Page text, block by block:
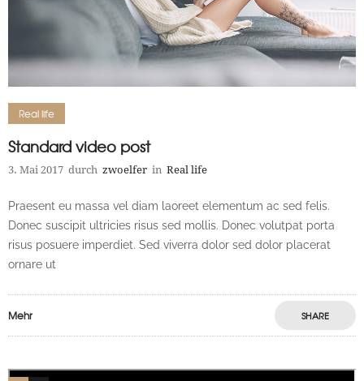
Real life
Standard video post
3. Mai 2017 durch zwoelfer in Real life
Praesent eu massa vel diam laoreet elementum ac sed felis.
Donec suscipit ultricies risus sed mollis. Donec volutpat porta
risus posuere imperdiet. Sed viverra dolor sed dolor placerat
ornare ut
Mehr SHARE